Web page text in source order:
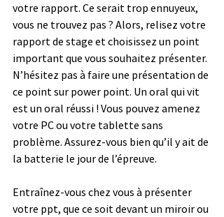
votre rapport. Ce serait trop ennuyeux,
vous ne trouvez pas ? Alors, relisez votre
rapport de stage et choisissez un point
important que vous souhaitez présenter.
N’hésitez pas à faire une présentation de
ce point sur power point. Un oral qui vit
est un oral réussi ! Vous pouvez amenez
votre PC ou votre tablette sans
problème. Assurez-vous bien qu’il y ait de
la batterie le jour de l’épreuve.
Entraînez-vous chez vous à présenter
votre ppt, que ce soit devant un miroir ou